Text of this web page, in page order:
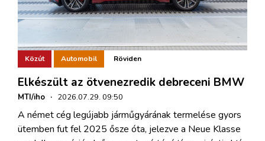
Közút Automobil Röviden
Elkészült az ötvenezredik debreceni BMW
MTI/iho · 2026.07.29. 09:50
A német cég legújabb járműgyárának termelése gyors
ütemben fut fel 2025 ősze óta, jelezve a Neue Klasse